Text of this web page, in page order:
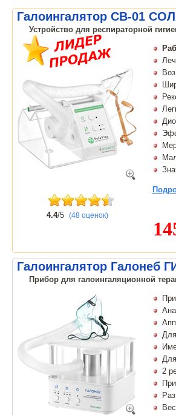
Галоингалятор CB-01
Устройство для респираторной
4.4/5 (48 оценок)
Галоингалятор Галонеб
Прибор для галоингаляционной
2